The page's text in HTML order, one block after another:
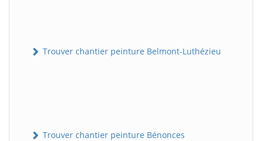
Trouver chantier peinture Belmont-Luthézieu
Trouver chantier peinture Bénonces